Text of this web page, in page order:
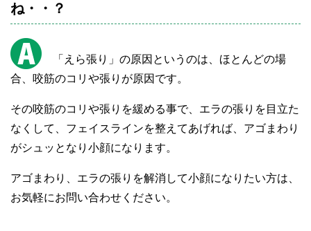
ね・・？
「えら張り」の原因というのは、ほとんどの場
合、咬筋のコリや張りが原因です。
その咬筋のコリや張りを緩める事で、エラの張りを目立た
なくして、フェイスラインを整えてあげれば、アゴまわり
がシュッとなり小顔になります。
アゴまわり、エラの張りを解消して小顔になりたい方は、
お気軽にお問い合わせください。